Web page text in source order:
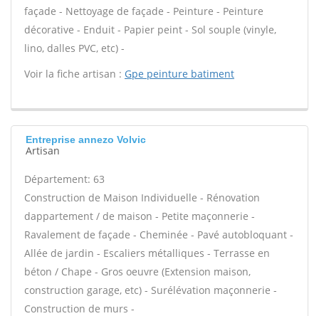
façade - Nettoyage de façade - Peinture - Peinture
décorative - Enduit - Papier peint - Sol souple (vinyle,
lino, dalles PVC, etc) -
Voir la fiche artisan : Gpe peinture batiment
Entreprise annezo Volvic
Artisan
Département: 63
Construction de Maison Individuelle - Rénovation
dappartement / de maison - Petite maçonnerie -
Ravalement de façade - Cheminée - Pavé autobloquant -
Allée de jardin - Escaliers métalliques - Terrasse en
béton / Chape - Gros oeuvre (Extension maison,
construction garage, etc) - Surélévation maçonnerie -
Construction de murs -